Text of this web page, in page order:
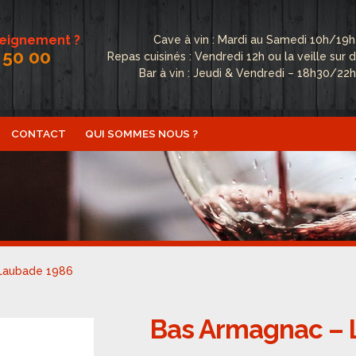
?
00
Cave à vin : Mardi au Samedi 10h/19h
Repas cuisinés : Vendredi 12h ou la veille sur
Bar à vin : Jeudi & Vendredi – 18h30/
CONTACT QUI SOMMES NOUS ?
Conditions Générales de Vente
Politique de cookies (UE) Qui sommes nous ?
1986
Bas Armagnac –